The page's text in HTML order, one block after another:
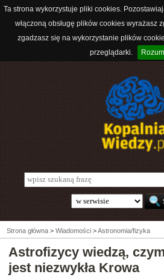
Ta strona wykorzystuje pliki cookies.
włączoną obsługę plików cookies wyrażasz
zgadzasz się na wykorzystanie plików
przeglądarki.
Strona główna > Wiadomości >Astronomia/fizyka
Astrofizycy wiedzą,
jest niezwykła Krowa